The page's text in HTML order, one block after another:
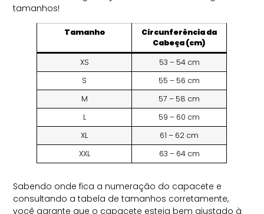
tamanhos!
Tamanho
Circunferência da
Cabeça (cm)
XS
53 – 54 cm
S
55 – 56 cm
M
57 – 58 cm
L
59 – 60 cm
XL
61 – 62 cm
XXL
63 – 64 cm
Sabendo onde fica a numeração do capacete e
consultando a tabela de tamanhos corretamente,
você garante que o capacete esteja bem ajustado à